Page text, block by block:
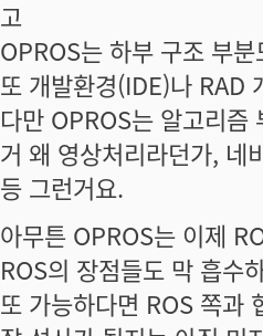
고
OPROS는 하부 구조 부
또 개발환경(IDE)나 RAD
다만 OPROS는 알고리즘
거 왜 영상처리라던가, 네
등 그런거요.
아무튼 OPROS는 이제
ROS의 장점들도 막 흡수
또 가능하다면 ROS 쪽과